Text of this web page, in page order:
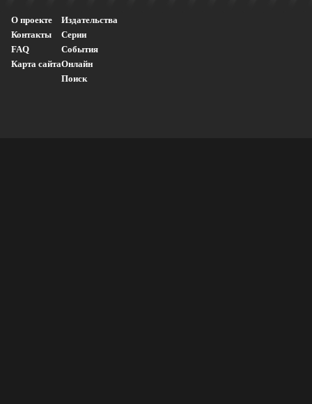
О проекте
Контакты
FAQ
Карта сайта
Издательства
Серии
События
Онлайн
Поиск